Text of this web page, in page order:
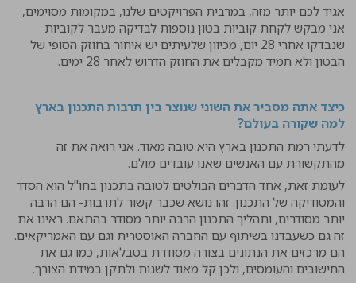
אגיד לכם יותר מזה, במרבית הפרויקטים שלנו, במקומות מסוימים,
אני מבקש לקחת קוביות בטון נוספות לבדיקה מעבר לקוביות
שנבדקו אחרי 28 יום, מכיוון שלעיתים יש איחור בחוזק הסופי של
הבטון ולא תמיד מקבלים את החוזק הדרוש לאחר 28 ימים.
כיצד אתה מסביר את השוני שנוצר בין תרבות התכנון בארץ
למה שקורה בעולם?
לדעתי רמת התכנון בארץ היא טובה מאוד. אני רואה את זה
מהתקשורת עם האנשים שאנו עובדים מולם.
לעומת זאת, אחד הדברים הבולטים לטובה בתכנון בחו"ל הוא הסדר
והמטודיקה של התכנון. זהו נושא שכבר קשור לתרבות- הם הרבה
יותר מסודרים, ותהליך התכנון הרבה יותר מסודר בהתאם. ראינו את
זה גם כשעבדנו בשיתוף עם החברה האוסטרית וגם עם האמריקאים.
הם מרכזים את הנתונים בצורה מסודרת בטבלאות, כמו גם את
החישובים והעומסים, ולכן קל מאוד לשנות ולתקן במידת הצורך.